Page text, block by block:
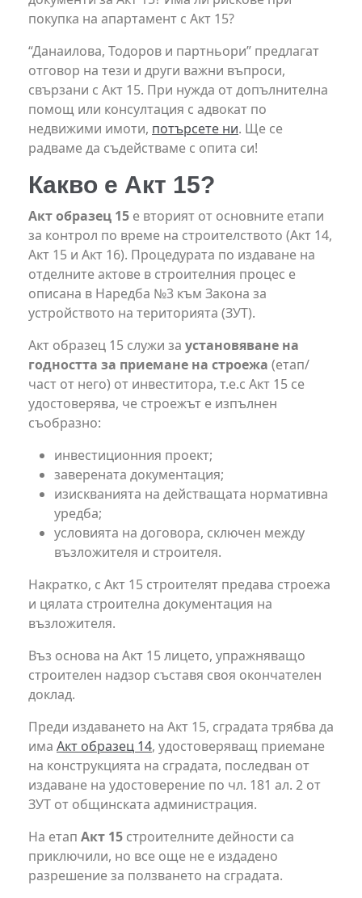
покупка на апартамент с Акт 15?
“Данаилова, Тодоров и партньори” предлагат
отговор на тези и други важни въпроси,
свързани с Акт 15. При нужда от допълнителна
помощ или консултация с адвокат по
недвижими имоти, потърсете ни. Ще се
радваме да съдействаме с опита си!
Какво е Акт 15?
Акт образец 15 е вторият от основните етапи
за контрол по време на строителството (Акт 14,
Акт 15 и Акт 16). Процедурата по издаване на
отделните актове в строителния процес е
описана в Наредба №3 към Закона за
устройството на територията (ЗУТ).
Акт образец 15 служи за установяване на
годността за приемане на строежа (етап/
част от него) от инвеститора, т.е.с Акт 15 се
удостоверява, че строежът е изпълнен
съобразно:
инвестиционния проект;
заверената документация;
изискванията на действащата нормативна
уредба;
условията на договора, сключен между
възложителя и строителя.
Накратко, с Акт 15 строителят предава строежа
и цялата строителна документация на
възложителя.
Въз основа на Акт 15 лицето, упражняващо
строителен надзор съставя своя окончателен
доклад.
Преди издаването на Акт 15, сградата трябва да
има Акт образец 14, удостоверяващ приемане
на конструкцията на сградата, последван от
издаване на удостоверение по чл. 181 ал. 2 от
ЗУТ от общинската администрация.
На етап Акт 15 строителните дейности са
приключили, но все още не е издадено
разрешение за ползването на сградата.